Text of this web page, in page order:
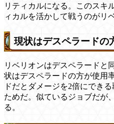
リティカルになる。このスキ
ィカルを活かして戦うのがリ
現状はデスペラードの
リベリオンはデスペラードと
状はデスペラードの方が使用
ドだとダメージを2倍にでき
ためだ。似ているジョブだが
る。